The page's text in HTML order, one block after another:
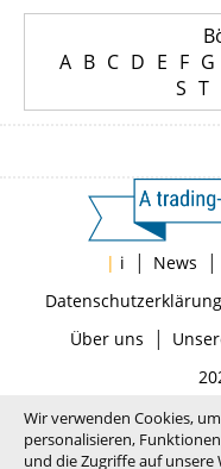
A B C D E F G
S T
| i | News |
Datenschutzerklärung
Über uns |
Wir verwenden Cookies,
personalisieren,
und die Zugriffe auf unsere